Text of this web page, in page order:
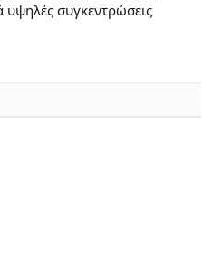
υψηλές συγκεντρώσεις